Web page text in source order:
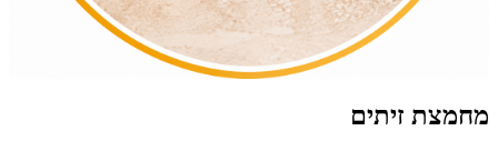
מחמצת זיתים